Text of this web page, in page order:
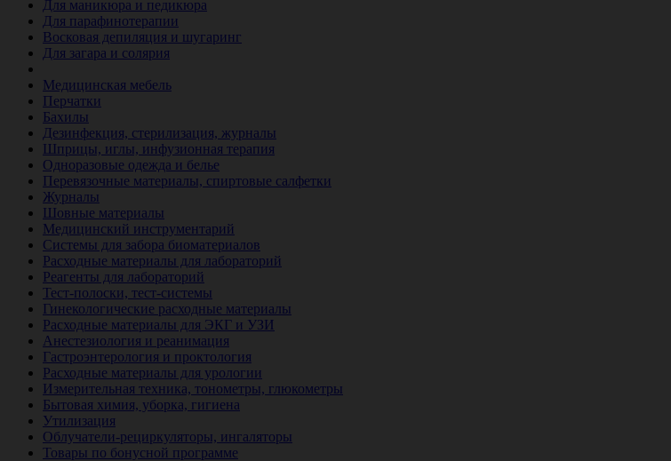
Для маникюра и педикюра
Для парафинотерапии
Восковая депиляция и шугаринг
Для загара и солярия
Медицинская мебель
Перчатки
Бахилы
Дезинфекция, стерилизация, журналы
Шприцы, иглы, инфузионная терапия
Одноразовые одежда и белье
Перевязочные материалы, спиртовые салфетки
Журналы
Шовные материалы
Медицинский инструментарий
Системы для забора биоматериалов
Расходные материалы для лабораторий
Реагенты для лабораторий
Тест-полоски, тест-системы
Гинекологические расходные материалы
Расходные материалы для ЭКГ и УЗИ
Анестезиология и реанимация
Гастроэнтерология и проктология
Расходные материалы для урологии
Измерительная техника, тонометры, глюкометры
Бытовая химия, уборка, гигиена
Утилизация
Облучатели-рециркуляторы, ингаляторы
Товары по бонусной программе